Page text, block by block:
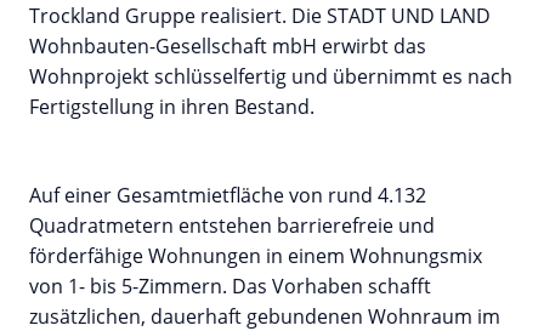
Trockland Gruppe realisiert. Die STADT UND LAND
Wohnbauten-Gesellschaft mbH erwirbt das
Wohnprojekt schlüsselfertig und übernimmt es nach
Fertigstellung in ihren Bestand.
Auf einer Gesamtmietfläche von rund 4.132
Quadratmetern entstehen barrierefreie und
förderfähige Wohnungen in einem Wohnungsmix
von 1- bis 5-Zimmern. Das Vorhaben schafft
zusätzlichen, dauerhaft gebundenen Wohnraum im